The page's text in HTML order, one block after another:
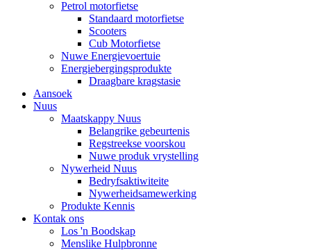
Petrol motorfietse
Standaard motorfietse
Scooters
Cub Motorfietse
Nuwe Energievoertuie
Energiebergingsprodukte
Draagbare kragstasie
Aansoek
Nuus
Maatskappy Nuus
Belangrike gebeurtenis
Regstreekse voorskou
Nuwe produk vrystelling
Nywerheid Nuus
Bedryfsaktiwiteite
Nywerheidsamewerking
Produkte Kennis
Kontak ons
Los 'n Boodskap
Menslike Hulpbronne